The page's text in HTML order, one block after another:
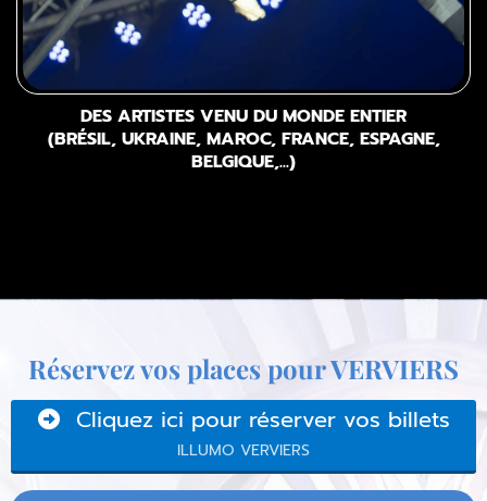
DES ARTISTES VENU DU MONDE ENTIER
(BRÉSIL, UKRAINE, MAROC, FRANCE, ESPAGNE,
BELGIQUE,...)
Réservez vos places pour VERVIERS
Cliquez ici pour réserver vos billets
ILLUMO VERVIERS